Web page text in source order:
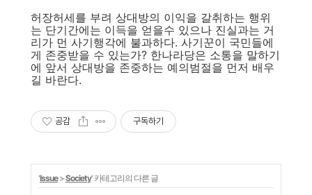
허장허세를 부려 상대방의 이익을 갈취하는 행위
는 단기간에는 이득을 얻을수 있으나 진실과는 거
리가 먼 사기행각에 불과하다. 사기꾼이 국민들에
게 존중받을 수 있는가? 한나라당은 소통을 말하기
에 앞서 상대방을 존중하는 예의범절을 먼저 배우
길 바란다.
공감 구독하기
'Issue>Society' 카테고리의 다른 글